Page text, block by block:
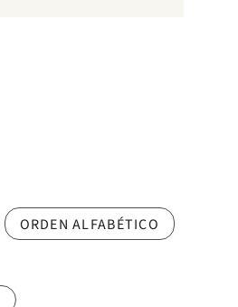
ORDEN ALFABÉTICO